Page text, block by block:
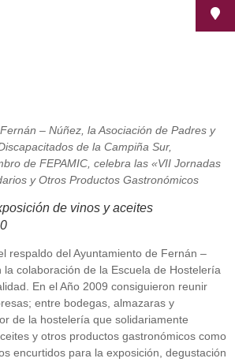
– Núñez, la Asociación de Padres y
de la Campiña Sur,
de FEPAMIC, celebra las «VII Jornadas
y Otros Productos Gastronómicos
de vinos y aceites
respaldo del Ayuntamiento de Fernán –
la colaboración de la Escuela de Hostelería
En el Año 2009 consiguieron reunir
entre bodegas, almazaras y
de la hostelería que solidariamente
y otros productos gastronómicos como
encurtidos para la exposición, degustación